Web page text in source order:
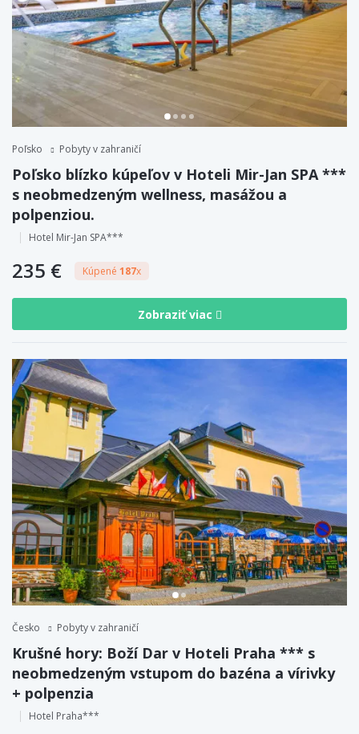
Poľsko Pobyty v zahraničí
Poľsko blízko kúpeľov v Hoteli Mir-Jan SPA ***
s neobmedzeným wellness, masážou a
polpenziou.
Hotel Mir-Jan SPA***
235 € Kúpené 187x
Zobraziť viac
Česko Pobyty v zahraničí
Krušné hory: Boží Dar v Hoteli Praha *** s
neobmedzeným vstupom do bazéna a vírivky
+ polpenzia
Hotel Praha***